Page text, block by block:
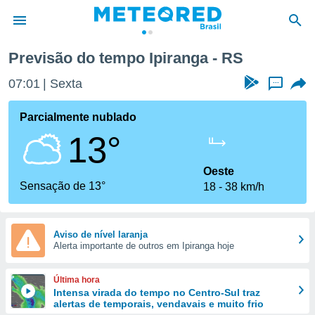
da
fornecidas
a este
das
e
forma
digital
Previsão do tempo Ipiranga - RS
07:01 Sexta ...
Parcialmente nublado
13°
Sensação de 13°
Oeste
18
38 km/h
Aviso de nível laranja
Alerta importante de outros em Ipiranga hoje
Última hora
Intensa virada do tempo no Centro-Sul traz
alertas de temporais, vendavais e muito frio